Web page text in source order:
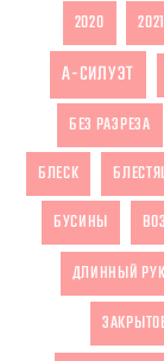
2020 2021
А-СИЛУЭТ
БЕЗ РАЗРЕЗА
БЛЕСК
БУСИНЫ
ДЛИННЫЙ